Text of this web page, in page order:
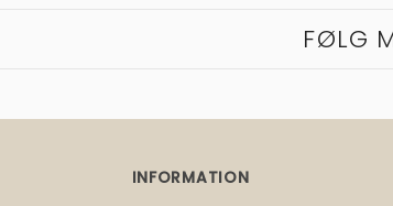
FØLG
INFORMATION